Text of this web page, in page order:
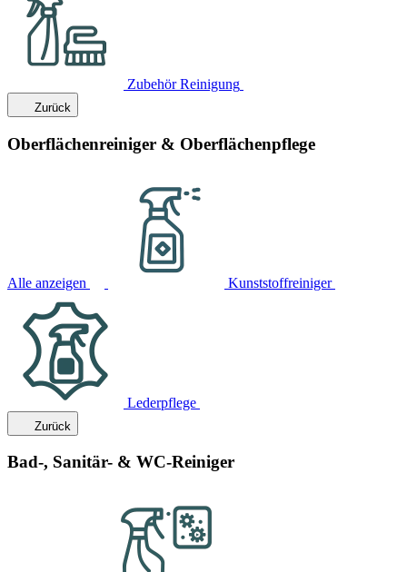
Zubehör Reinigung
Zurück
Oberflächenreiniger & Oberflächenpflege
Alle anzeigen Kunststoffreiniger
Lederpflege
Zurück
Bad-, Sanitär- & WC-Reiniger